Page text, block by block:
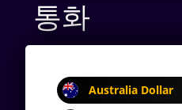
통화
Australia Dollar